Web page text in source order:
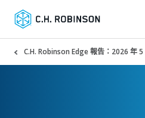
C.H. Robinson Edge 報告：2026 年 5